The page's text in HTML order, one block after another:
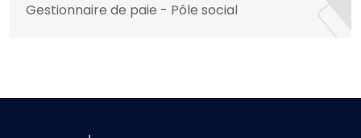
Gestionnaire de paie - Pôle social